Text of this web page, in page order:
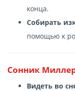
конца.
Собирать
помощью к
Cонник
Видеть во